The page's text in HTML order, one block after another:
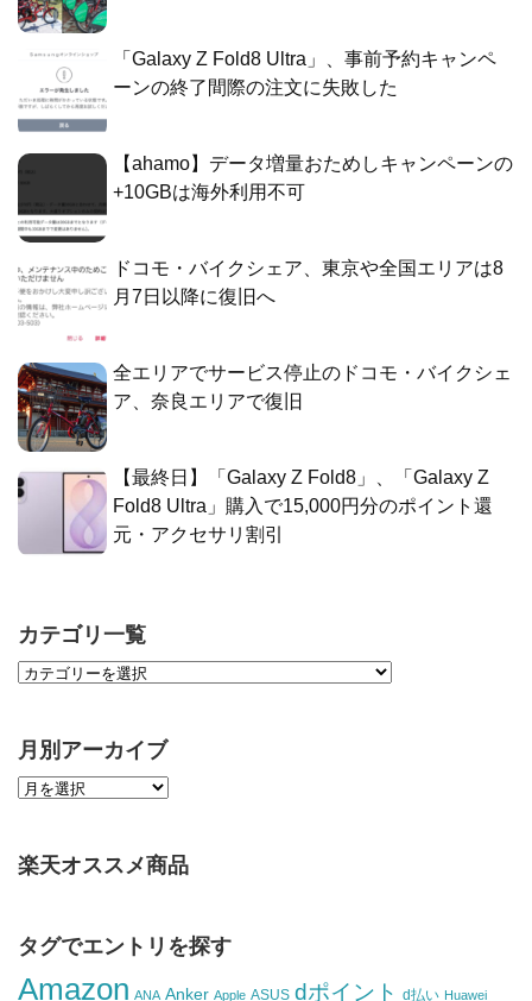
「Galaxy Z Fold8 Ultra」、事前予約キャンペ
ーンの終了間際の注文に失敗した
【ahamo】データ増量おためしキャンペーンの
+10GBは海外利用不可
ドコモ・バイクシェア、東京や全国エリアは8
月7日以降に復旧へ
全エリアでサービス停止のドコモ・バイクシェ
ア、奈良エリアで復旧
【最終日】「Galaxy Z Fold8」、「Galaxy Z
Fold8 Ultra」購入で15,000円分のポイント還
元・アクセサリ割引
カテゴリ一覧
月別アーカイブ
楽天オススメ商品
タグでエントリを探す
Amazon ANA Anker Apple ASUS dポイント d払い Huawei